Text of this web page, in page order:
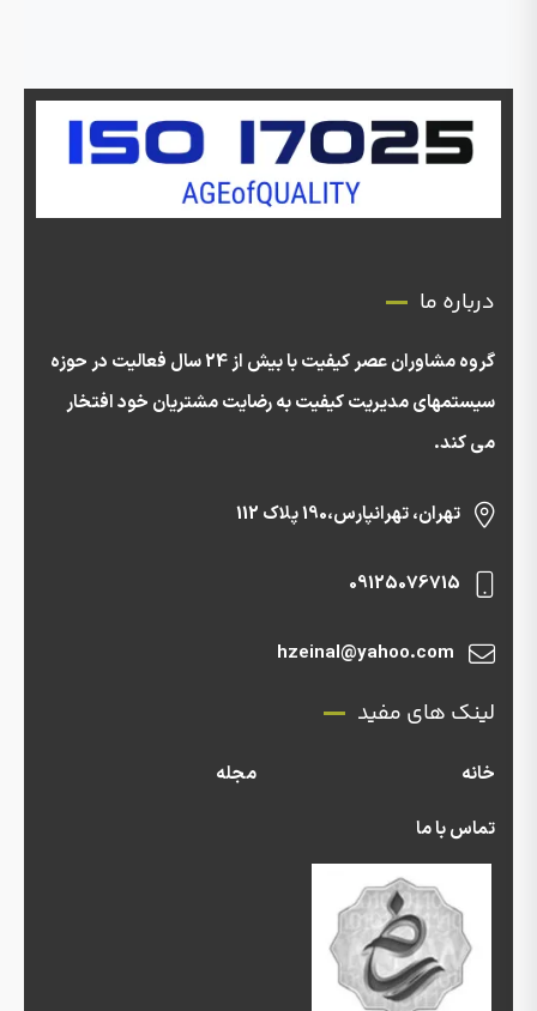
درباره ما
گروه مشاوران عصر کیفیت با بیش از 24 سال فعالیت در حوزه
سیستمهای مدیریت کیفیت به رضایت مشتریان خود افتخار
می کند.
تهران، تهرانپارس،190 پلاک 112
09125076715
hzeinal@yahoo.com
لینک های مفید
خانه
مجله
تماس با ما